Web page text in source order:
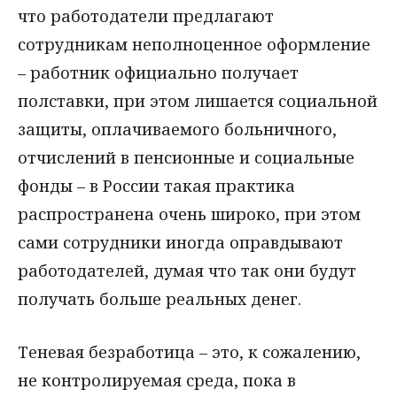
что работодатели предлагают
сотрудникам неполноценное оформление
– работник официально получает
полставки, при этом лишается социальной
защиты, оплачиваемого больничного,
отчислений в пенсионные и социальные
фонды – в России такая практика
распространена очень широко, при этом
сами сотрудники иногда оправдывают
работодателей, думая что так они будут
получать больше реальных денег.
Теневая безработица – это, к сожалению,
не контролируемая среда, пока в